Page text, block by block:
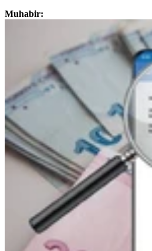
Muhabir: